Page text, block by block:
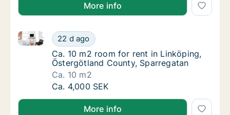
More info
Ca. 10 m2 room for rent in Linköping,
22 d ago
Ca. 10 m2 room for rent in Linköping, Östergötland
Ca. 10 m2 room for rent in Linköping,
Ca. 10 m2 room for rent in Linköping,
Östergötland County, Sparregatan
Ca. 10 m2
Ca. 10 m2 room for rent in Linköping,
Ca. 4,000 SEK
More info